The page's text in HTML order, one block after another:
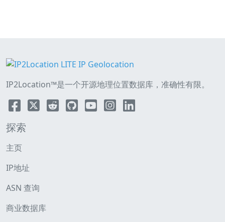
IP2Location™是一个开源地理位置数据库，准确性有限。
探索
主页
IP地址
ASN 查询
商业数据库